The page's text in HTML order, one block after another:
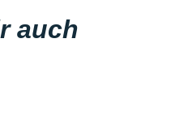
auch